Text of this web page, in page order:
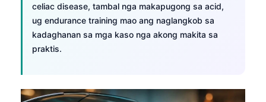
celiac disease, tambal nga makapugong sa acid,
ug endurance training mao ang naglangkob sa
kadaghanan sa mga kaso nga akong makita sa
praktis.